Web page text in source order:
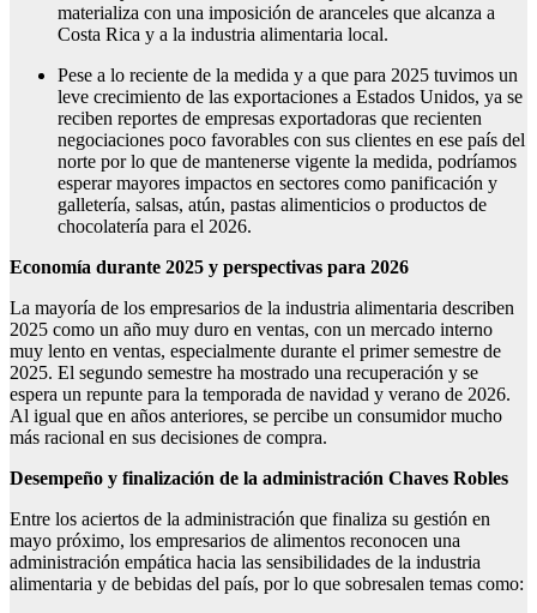
materializa con una imposición de aranceles que alcanza a
Costa Rica y a la industria alimentaria local.
Pese a lo reciente de la medida y a que para 2025 tuvimos un
leve crecimiento de las exportaciones a Estados Unidos, ya se
reciben reportes de empresas exportadoras que recienten
negociaciones poco favorables con sus clientes en ese país del
norte por lo que de mantenerse vigente la medida, podríamos
esperar mayores impactos en sectores como panificación y
galletería, salsas, atún, pastas alimenticios o productos de
chocolatería para el 2026.
Economía durante 2025 y perspectivas para 2026
La mayoría de los empresarios de la industria alimentaria describen
2025 como un año muy duro en ventas, con un mercado interno
muy lento en ventas, especialmente durante el primer semestre de
2025. El segundo semestre ha mostrado una recuperación y se
espera un repunte para la temporada de navidad y verano de 2026.
Al igual que en años anteriores, se percibe un consumidor mucho
más racional en sus decisiones de compra.
Desempeño y finalización de la administración Chaves Robles
Entre los aciertos de la administración que finaliza su gestión en
mayo próximo, los empresarios de alimentos reconocen una
administración empática hacia las sensibilidades de la industria
alimentaria y de bebidas del país, por lo que sobresalen temas como: